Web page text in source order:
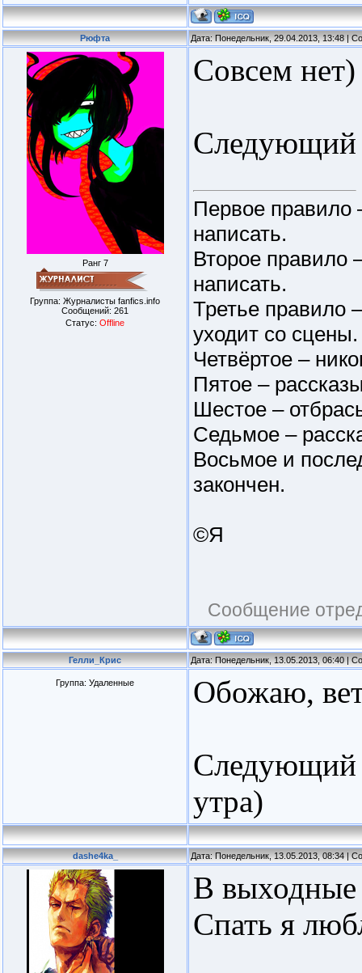
Рюфта Дата: Понедельник, 29.04.2013, 13:48 |
Ранг 7
Группа: Журналисты fanfics.info
Сообщений: 261
Статус: Offline
Совсем нет)
Следующий
Первое правило
написать.
Второе правило
написать.
Третье правило
уходит со сцены.
Четвёртое –
Пятое –
Шестое –
Седьмое –
Восьмое и
закончен.
©Я
Сообщение
Гелли_Крис Дата: Понедельник, 13.05.2013, 06:40 |
Группа: Удаленные Обожаю,
Следующий
утра)
dashe4ka_ Дата: Понедельник, 13.05.2013, 08:34 |
В выходные
Спать я